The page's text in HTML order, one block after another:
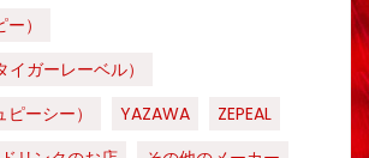
）
イガーレーベル）
ーシー）
YAZAWA
ZEPEAL